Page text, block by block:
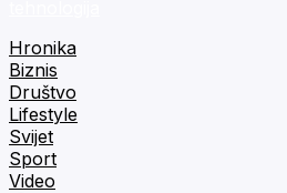
Hronika
Biznis
Društvo
Lifestyle
Svijet
Sport
Video